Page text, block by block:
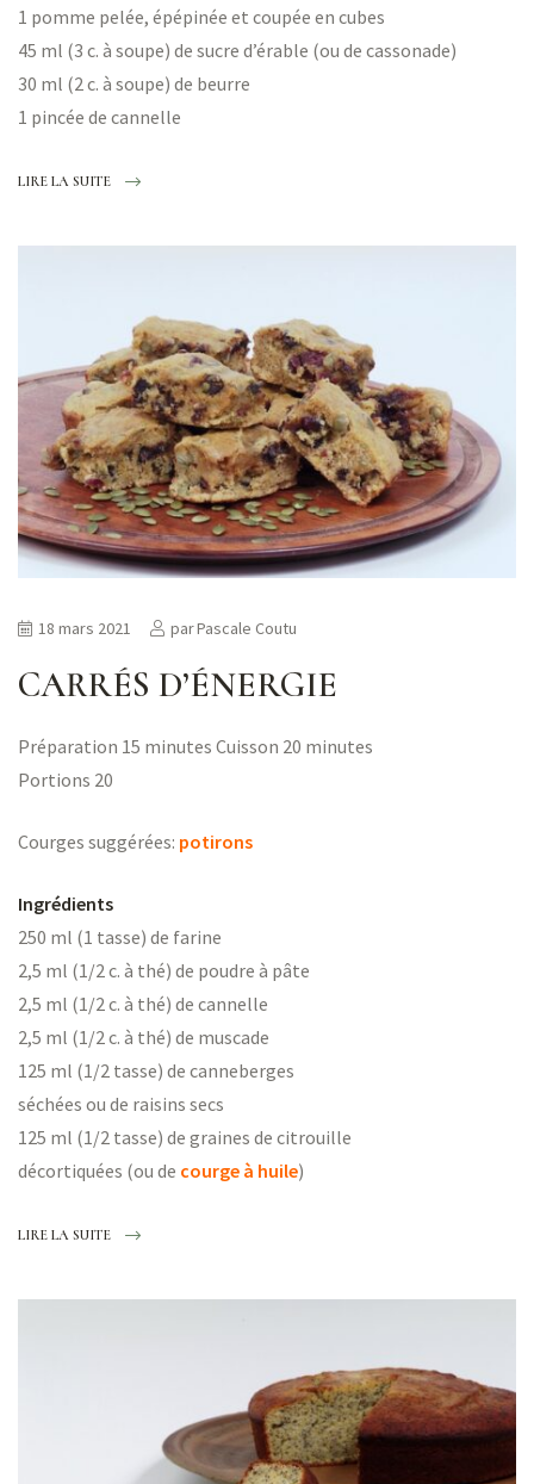
1 pomme pelée, épépinée et coupée en cubes
45 ml (3 c. à soupe) de sucre d’érable (ou de cassonade)
30 ml (2 c. à soupe) de beurre
1 pincée de cannelle
LIRE LA SUITE
CARRÉS D’ÉNERGIE
18 mars 2021 parPascale Coutu
Préparation 15 minutes Cuisson 20 minutes
Portions 20
Courges suggérées: potirons
Ingrédients
250 ml (1 tasse) de farine
2,5 ml (1/2 c. à thé) de poudre à pâte
2,5 ml (1/2 c. à thé) de cannelle
2,5 ml (1/2 c. à thé) de muscade
125 ml (1/2 tasse) de canneberges
séchées ou de raisins secs
125 ml (1/2 tasse) de graines de citrouille
décortiquées (ou de courge à huile)
LIRE LA SUITE